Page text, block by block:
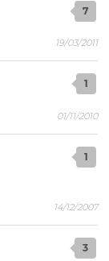
7
19/03/2011
1
01/11/2010
1
14/12/2007
3